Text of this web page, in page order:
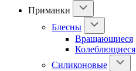
Приманки
Блесны
Вращающиеся
Колеблющиеся
Силиконовые